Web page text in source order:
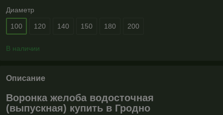
Диаметр
100 120 140 150 180 200
В наличии
Описание
Воронка желоба водосточная
(выпускная) купить в Гродно